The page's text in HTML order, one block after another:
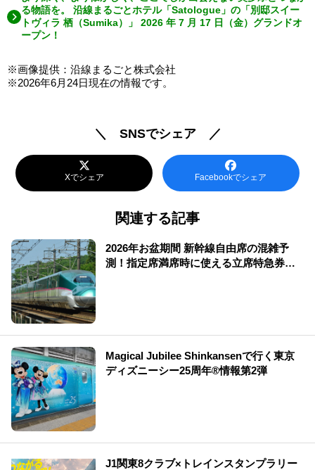
る物語を。 沿線まるごとホテル「Satologue」の「別邸スイー
トヴィラ 栖（Sumika）」 2026 年 7 月 17 日（金）グランドオ
ープン！
※画像提供：沿線まるごと株式会社
※2026年6月24日現在の情報です。
＼ SNSでシェア ／
Xでシェア Facebookでシェア
関連する記事
2026年お盆期間 新幹線自由席の混雑予
測！指定席満席時に使える立席特急券も
Magical Jubilee Shinkansenで行く東京
ディズニーシー25周年®情報第2弾
J1関東8クラブ×トレインスタンプラリー